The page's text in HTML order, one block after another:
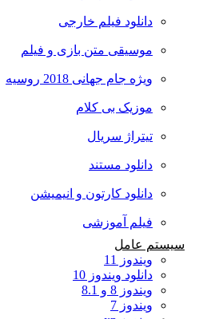
دانلود فیلم خارجی
موسیقی متن بازی و فیلم
ویژه جام جهانی 2018 روسیه
موزیک بی کلام
تیتراژ سریال
دانلود مستند
دانلود کارتون و انیمیشن
فیلم آموزشی
سیستم عامل
ویندوز 11
دانلود ویندوز 10
ویندوز 8 و 8.1
ویندوز 7